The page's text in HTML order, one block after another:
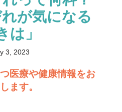
が気になる
は」
3, 2023
医療や健康情報をお
ます。